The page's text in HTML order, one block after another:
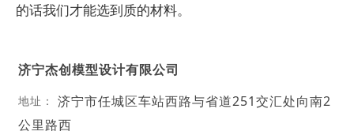
的话我们才能选到质的材料。
济宁杰创模型设计有限公司
地址：
济宁市任城区车站西路与省道251交汇处向南2
公里路西